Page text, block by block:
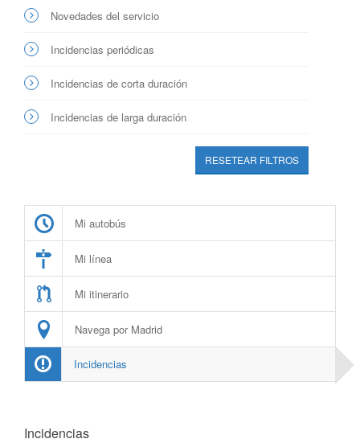
Novedades del servicio
Incidencias periódicas
Incidencias de corta duración
Incidencias de larga duración
RESETEAR FILTROS
Mi autobús
Mi línea
Mi itinerario
Navega por Madrid
Incidencias
Incidencias